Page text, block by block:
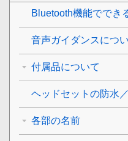
Bluetooth機能ででき
音声ガイダンスにつ
付属品について
ヘッドセットの防水
各部の名前